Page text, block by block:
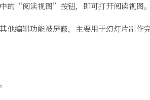
“阅读视图”按钮，即可打开阅读视图。
他编辑功能被屏蔽，主要用于幻灯片制作